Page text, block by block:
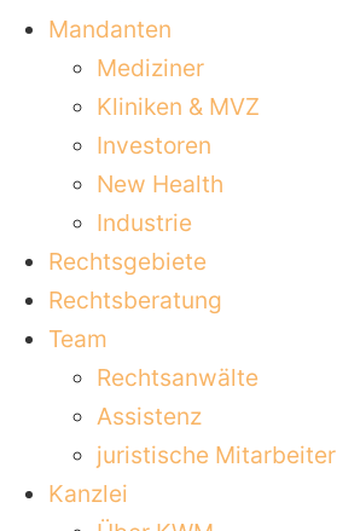
Mandanten
Mediziner
Kliniken & MVZ
Investoren
New Health
Industrie
Rechtsgebiete
Rechtsberatung
Team
Rechtsanwälte
Assistenz
juristische Mitarbeiter
Kanzlei